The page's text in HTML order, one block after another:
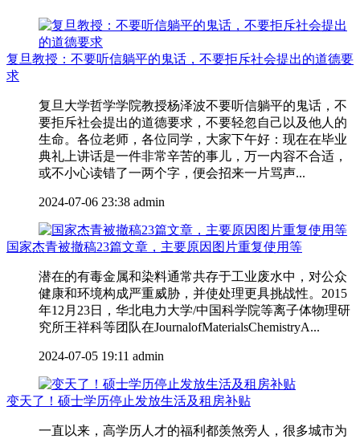
复旦教授：不要听信躺平的鬼话，不要拒斥社会提出的道德要
求
复旦大学哲学学院教授杨泽波不要听信躺平的鬼话，不
要拒斥社会提出的道德要求，不要轻忽自己以及他人的
生命。各位老师，各位同学，大家下午好：现在在毕业
典礼上讲话是一件非常辛苦的事儿，万一内容不合适，
或不小心读错了一两个字，便会招来一片骂声...
2024-07-06 23:38 admin
国家杰青被撤稿23篇文章，主要原因图片重复使用等
潜在的有毒金属和染料通常共存于工业废水中，对公众
健康和环境构成严重威胁，并使处理更具挑战性。2015
年12月23日，华北电力大学/中国科学院等离子体物理研
究所王祥科等团队在JournalofMaterialsChemistryA...
2024-07-05 19:11 admin
变天了！硕士学历停止发放生活及租房补贴
一直以来，高学历人才的福利都羡煞旁人，很多城市为